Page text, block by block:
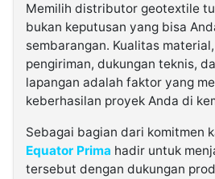
Memilih distributor geotextile
bukan keputusan yang bisa
sembarangan. Kualitas
pengiriman, dukungan teknis,
lapangan adalah faktor yang
keberhasilan proyek Anda di
Sebagai bagian dari komitmen
Equator Prima hadir untuk
tersebut dengan dukungan